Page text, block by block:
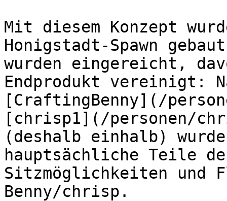
Mit diesem Konzept
Honigstadt-Spawn
wurden eingereicht,
Endprodukt vereinigt:
[CraftingBenny](/
[chrisp1](/personen/
(deshalb einhalb) wurde
hauptsächliche Teile
Sitzmöglichkeiten und
Benny/chrisp.